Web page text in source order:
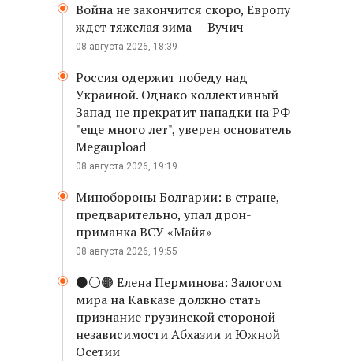
Война не закончится скоро, Европу
ждет тяжелая зима — Вучич
08 августа 2026, 18:39
Россия одержит победу над
Украиной. Однако коллективный
Запад не прекратит нападки на РФ
"еще много лет", уверен основатель
Megaupload
08 августа 2026, 19:19
Минобороны Болгарии: в стране,
предварительно, упал дрон-
приманка ВСУ «Майя»
08 августа 2026, 19:55
⚫️⚪️🟤 Елена Перминова: Залогом
мира на Кавказе должно стать
признание грузинской стороной
независимости Абхазии и Южной
Осетии